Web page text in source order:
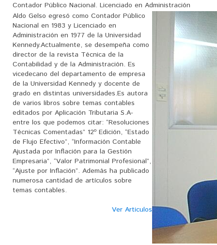
Contador Público Nacional. Licenciado en Administración
Aldo Gelso egresó como Contador Público
Nacional en 1983 y Licenciado en
Administración en 1977 de la Universidad
Kennedy.Actualmente, se desempeña como
director de la revista Técnica de la
Contabilidad y de la Administración. Es
vicedecano del departamento de empresa
de la Universidad Kennedy y docente de
grado en distintas universidades.Es autora
de varios libros sobre temas contables
editados por Aplicación Tributaria S.A-
entre los que podemos citar: “Resoluciones
Técnicas Comentadas” 12º Edición, “Estado
de Flujo Efectivo”, “Información Contable
Ajustada por Inflación para la Gestión
Empresaria”, “Valor Patrimonial Profesional”,
“Ajuste por Inflación”. Además ha publicado
numerosa cantidad de artículos sobre
temas contables.
Ver Articulos